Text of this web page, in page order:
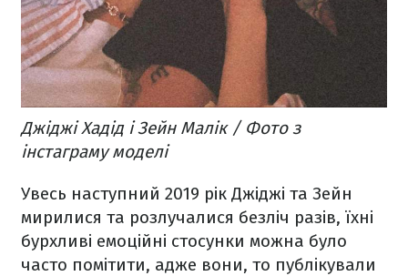
Джіджі Хадід і Зейн Малік / Фото з
інстаграму моделі
Увесь наступний 2019 рік Джіджі та Зейн
мирилися та розлучалися безліч разів, їхні
бурхливі емоційні стосунки можна було
часто помітити, адже вони, то публікували